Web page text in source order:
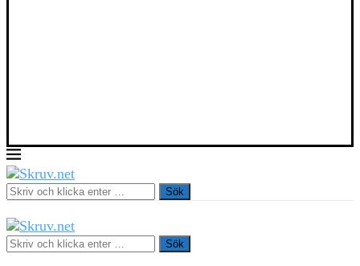
Sök
Sök